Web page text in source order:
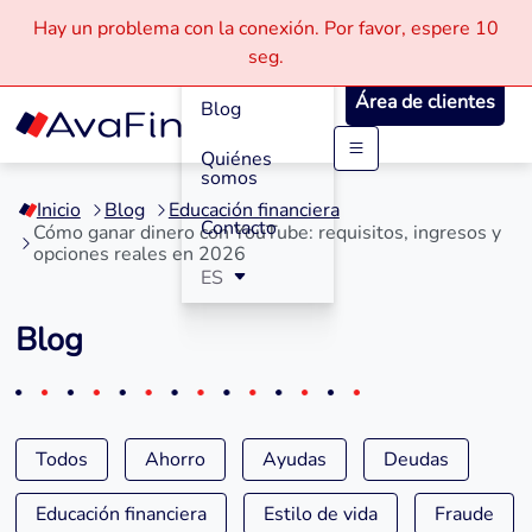
Saltar
contenido
Hay un problema con la conexión. Por favor, espere 10
seg.
Cómo
Funciona
Blog
Quiénes
somos
Contacto
ES
Área de clientes
Inicio Blog
Educación financiera
Cómo ganar dinero con YouTube: requisitos, ingresos y
opciones reales en 2026
Blog
Todos Ahorro Ayudas Deudas
Educación financiera Estilo de vida Fraude